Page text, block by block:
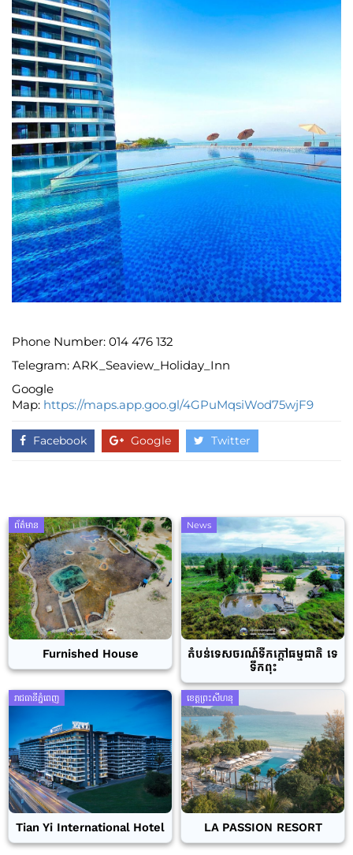
Phone Number: 014 476 132
Telegram: ARK_Seaview_Holiday_Inn
Google
Map: https://maps.app.goo.gl/4GPuMqsiWod75wjF9
Facebook Google Twitter
ព័ត៌មាន
Furnished House
News
តំបន់ទេសចរណ៍ទឹកក្តៅធម្មជាតិ ទេ
ទឹកពុះ
រាជធានីភ្នំពេញ
Tian Yi International Hotel
ខេត្តព្រះសីហនុ
LA PASSION RESORT